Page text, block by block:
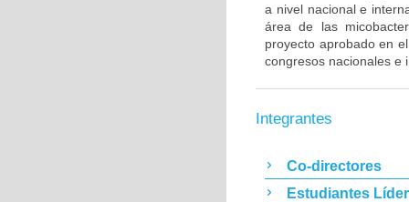
a nivel nacional e
área de las
proyecto aprobado en
congresos nacionales e
Integrantes
Co-directores
Estudiantes